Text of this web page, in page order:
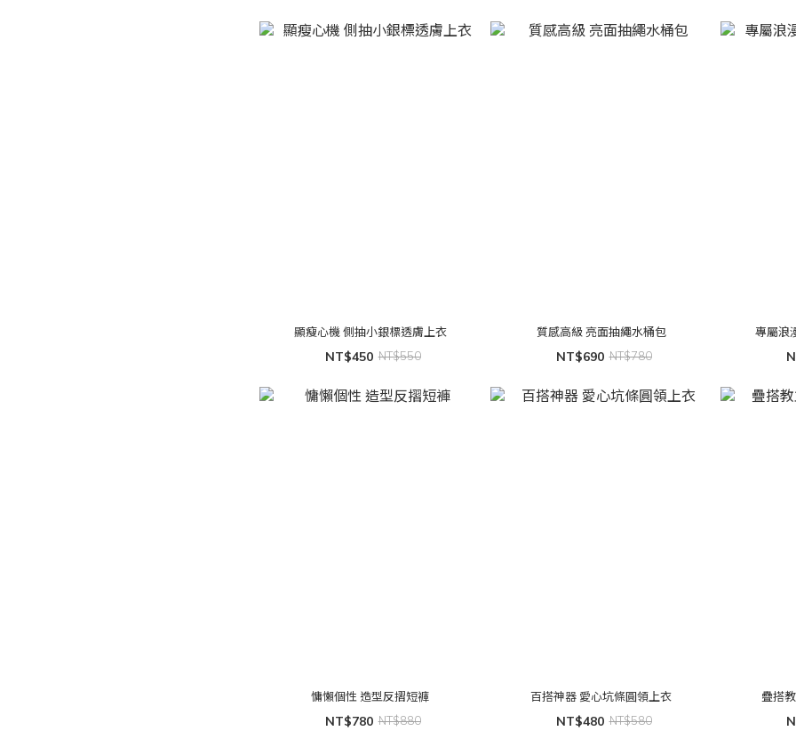
顯瘦心機 側抽小銀標透膚上衣
NT$450 NT$550
質感高級 亮面抽繩水桶包
NT$690 NT$780
慵懶個性 造型反摺短褲
NT$780 NT$880
百搭神器 愛心坑條圓領上衣
NT$480 NT$580
疊搭